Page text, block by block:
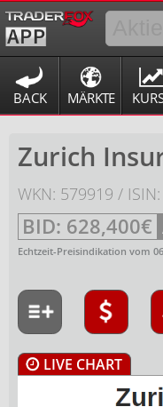
BACK MÄRKTE
Zurich
WKN: 579919 /
BID: 628,400€
Echtzeit-Preisindikation vom
LIVE CHART